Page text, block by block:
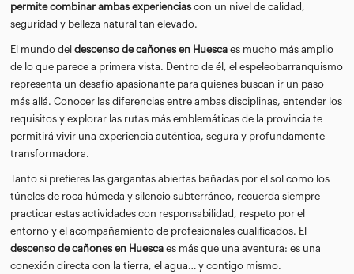
permite combinar ambas experienciascon un nivel de calidad,
seguridad y belleza natural tan elevado.
El mundo del descenso de cañones en Huesca es mucho más amplio
de lo que parece a primera vista. Dentro de él, el espeleobarranquismo
representa un desafío apasionante para quienes buscan ir un paso
más allá. Conocer las diferencias entre ambas disciplinas, entender los
requisitos y explorar las rutas más emblemáticas de la provincia te
permitirá vivir una experiencia auténtica, segura y profundamente
transformadora.
Tanto si prefieres las gargantas abiertas bañadas por el sol como los
túneles de roca húmeda y silencio subterráneo, recuerda siempre
practicar estas actividades con responsabilidad, respeto por el
entorno y el acompañamiento de profesionales cualificados. El
descenso de cañones en Huesca es más que una aventura: es una
conexión directa con la tierra, el agua… y contigo mismo.